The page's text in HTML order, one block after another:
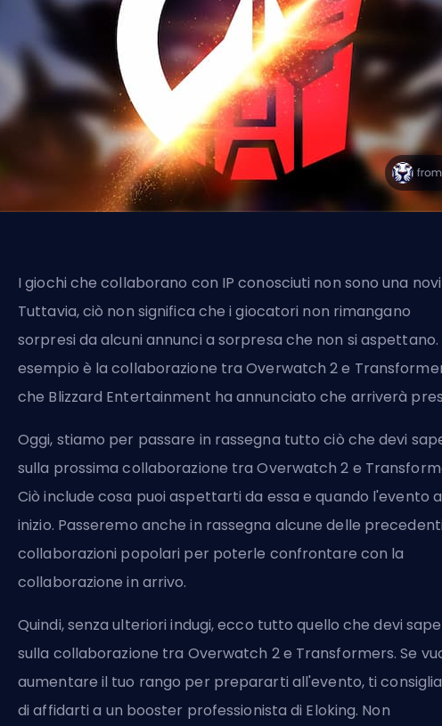
I giochi che collaborano con IP conosciuti non sono una
Tuttavia, ciò non significa che i giocatori non rimangano
sorpresi da alcuni annunci a sorpresa che non si aspettano.
esempio è la collaborazione tra Overwatch 2 e
che Blizzard Entertainment ha annunciato che arriverà
Oggi, stiamo per passare in rassegna tutto ciò che devi
sulla prossima collaborazione tra Overwatch 2 e
Ciò include cosa puoi aspettarti da essa e quando l'evento
inizio. Passeremo anche in rassegna alcune delle
collaborazioni popolari per poterle confrontare con la
collaborazione in arrivo.
Quindi, senza ulteriori indugi, ecco tutto quello che devi
sulla collaborazione tra Overwatch 2 e Transformers. Se
aumentare il tuo rango per prepararti all'evento, ti
diaffidarti a un booster professionista di Eloking. Non